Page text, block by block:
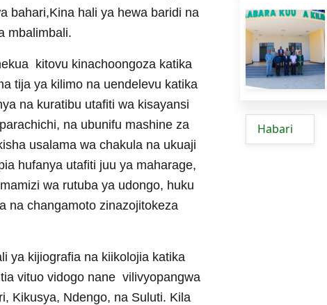
bahari,Kina hali ya hewa baridi na
mbalimbali.
kitovu kinachoongoza katika
tija ya kilimo na uendelevu katika
na kuratibu utafiti wa kisayansi
na ubunifu mashine za
usalama wa chakula na ukuaji
hufanya utafiti juu ya maharage,
wa rutuba ya udongo, huku
na changamoto zinazojitokeza
ya kijiografia na kiikolojia katika
vituo vidogo nane vilivyopangwa
Kikusya, Ndengo, na Suluti. Kila
Habari